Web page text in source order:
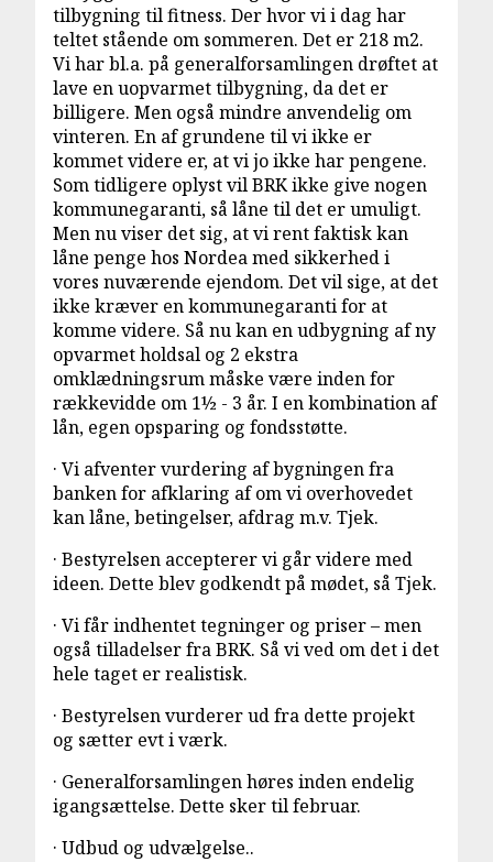
tilbygning til fitness. Der hvor vi i dag har
teltet stående om sommeren. Det er 218 m2.
Vi har bl.a. på generalforsamlingen drøftet at
lave en uopvarmet tilbygning, da det er
billigere. Men også mindre anvendelig om
vinteren. En af grundene til vi ikke er
kommet videre er, at vi jo ikke har pengene.
Som tidligere oplyst vil BRK ikke give nogen
kommunegaranti, så låne til det er umuligt.
Men nu viser det sig, at vi rent faktisk kan
låne penge hos Nordea med sikkerhed i
vores nuværende ejendom. Det vil sige, at det
ikke kræver en kommunegaranti for at
komme videre. Så nu kan en udbygning af ny
opvarmet holdsal og 2 ekstra
omklædningsrum måske være inden for
rækkevidde om 1½ - 3 år. I en kombination af
lån, egen opsparing og fondsstøtte.
· Vi afventer vurdering af bygningen fra
banken for afklaring af om vi overhovedet
kan låne, betingelser, afdrag m.v. Tjek.
· Bestyrelsen accepterer vi går videre med
ideen. Dette blev godkendt på mødet, så Tjek.
· Vi får indhentet tegninger og priser – men
også tilladelser fra BRK. Så vi ved om det i det
hele taget er realistisk.
· Bestyrelsen vurderer ud fra dette projekt
og sætter evt i værk.
· Generalforsamlingen høres inden endelig
igangsættelse. Dette sker til februar.
· Udbud og udvælgelse..